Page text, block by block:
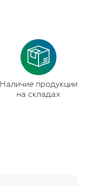
Наличие продукции
на складах